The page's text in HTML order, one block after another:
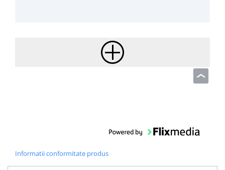
Informatii conformitate produs